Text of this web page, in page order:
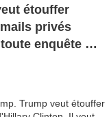
étouffer
privés
enquête !